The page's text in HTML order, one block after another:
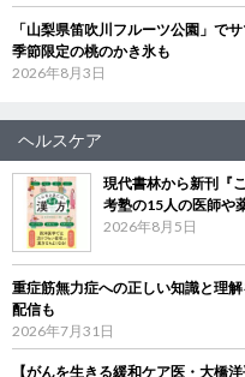
「山梨県笛吹川フルーツ公園」で
季節限定の桃のかき氷も
2026年8月3日
ヘルスケア
現代書林から新刊『
考塾の15人の医師や
2026年8月5日
重症筋無力症への正しい知識と理
配信も
2026年7月31日
【がんを生きる緩和ケア医・大橋